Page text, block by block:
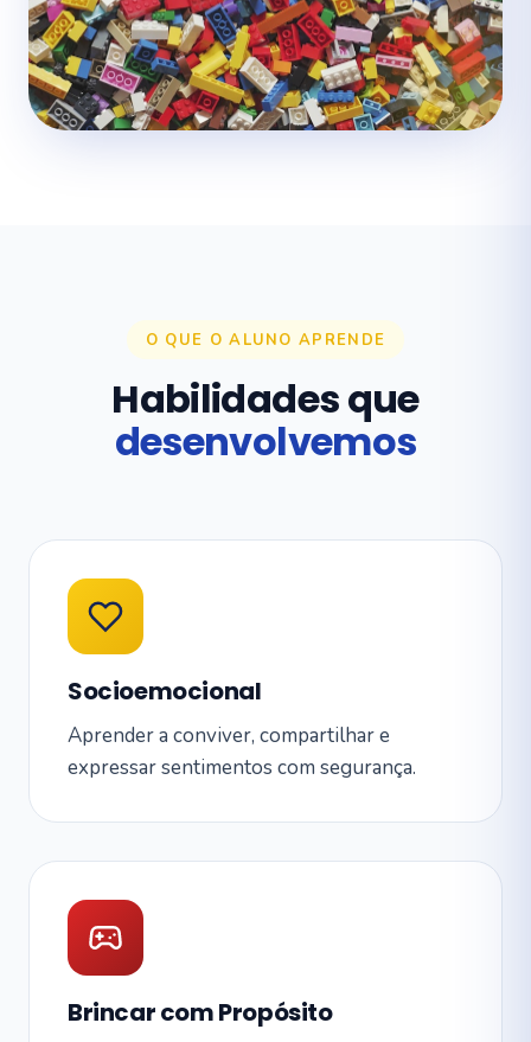
O QUE O ALUNO APRENDE
Habilidades que
desenvolvemos
Socioemocional
Aprender a conviver, compartilhar e
expressar sentimentos com segurança.
Brincar com Propósito